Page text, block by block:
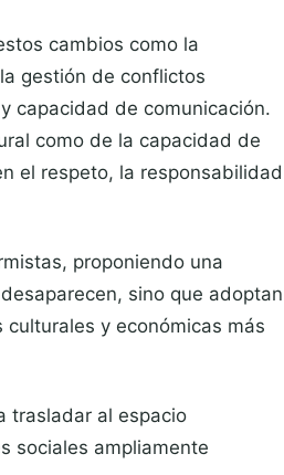
cambios como la
gestión de conflictos
capacidad de comunicación.
como de la capacidad de
el respeto, la responsabilidad
proponiendo una
sino que adoptan
y económicas más
trasladar al espacio
sociales ampliamente